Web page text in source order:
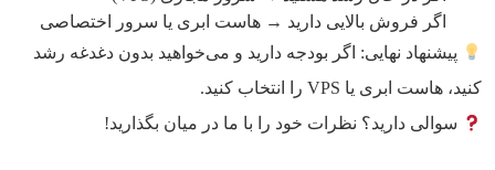
اگر فروش بالایی دارید → هاست ابری یا سرور اختصاصی
پیشنهاد نهایی: اگر بودجه دارید و می‌خواهید بدون دغدغه رشد
کنید، هاست ابری یا VPS را انتخاب کنید.
سوالی دارید؟ نظرات خود را با ما در میان بگذارید!